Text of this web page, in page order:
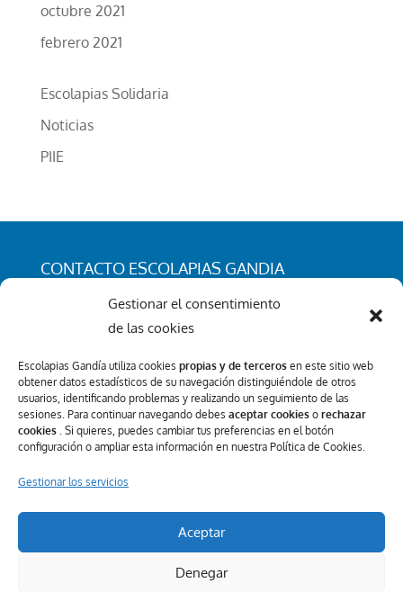
Gestionar el consentimiento
de las cookies
Escolapias Gandía utiliza cookies propias y de terceros en este sitio web
obtener datos estadísticos de su navegación distinguiéndole de otros
usuarios, identificando problemas y realizando un seguimiento de las
sesiones. Para continuar navegando debes aceptar cookies o rechazar
cookies . Si quieres, puedes cambiar tus preferencias en el botón
configuración o ampliar esta información en nuestra Política de Cookies.
Gestionar los servicios
Aceptar
Denegar
octubre 2021
febrero 2021
Escolapias Solidaria
Noticias
PIIE
CONTACTO ESCOLAPIAS GANDIA
C/ San Rafael 25. 46701 - Gandia (Valencia)
Tel.: 962 96 50 96
Canal Interno de Información
REDES SOCIALES